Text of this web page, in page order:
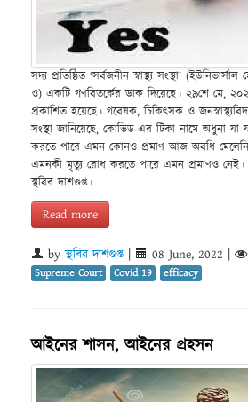
সদ্য প্রতিষ্ঠিত ‘সর্বজনীন স্বাস্থ্য সংস্থা’
ও) একটি গণবিতর্কের ডাক দিয়েছে। ২৯শে মে,
প্রকাশিত হয়েছে। গবেষক, চিকিৎসক ও
সংস্থা জানিয়েছে, কোভিড-এর টিকা নামে অধুনা
করতে পারে এমন কোনও প্রমাণ আজ অবধি
এমনকী মৃত্যু রোধ করতে পারে এমন প্রমাণও নেই।
স্থবির দাশগুপ্ত।
Read more
byস্থবির দাশগুপ্ত 08 June, 2022
Supreme Court
Covid 19 efficacy
আইনের শাসন, আইনের প্রহসন